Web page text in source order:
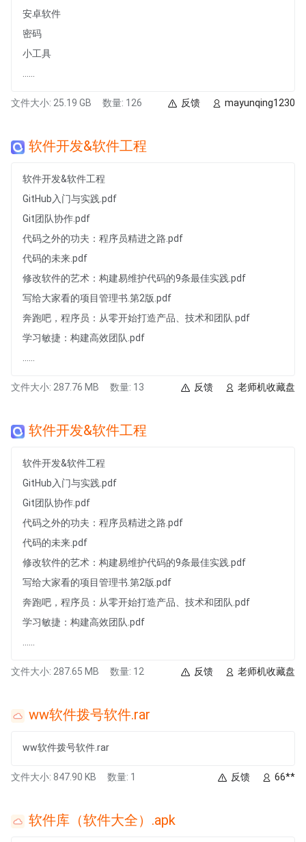
安卓软件
密码
小工具
文件大小: 25.19 GB 数量: 126 mayunqing1230
反馈
软件开发&软件工程
软件开发&软件工程
GitHub入门与实践.pdf
Git团队协作.pdf
代码之外的功夫：程序员精进之路.pdf
代码的未来.pdf
修改软件的艺术：构建易维护代码的9条最佳实践.pdf
写给大家看的项目管理书.第2版.pdf
奔跑吧，程序员：从零开始打造产品、技术和团队.pdf
学习敏捷：构建高效团队.pdf
文件大小: 287.76 MB 数量: 13 老师机收藏盘
反馈
软件开发&软件工程
软件开发&软件工程
GitHub入门与实践.pdf
Git团队协作.pdf
代码之外的功夫：程序员精进之路.pdf
代码的未来.pdf
修改软件的艺术：构建易维护代码的9条最佳实践.pdf
写给大家看的项目管理书.第2版.pdf
奔跑吧，程序员：从零开始打造产品、技术和团队.pdf
学习敏捷：构建高效团队.pdf
文件大小: 287.65 MB 数量: 12 老师机收藏盘
反馈
ww软件拨号软件.rar
ww软件拨号软件.rar
文件大小: 847.90 KB 数量: 1 66**
反馈
软件库（软件大全）.apk